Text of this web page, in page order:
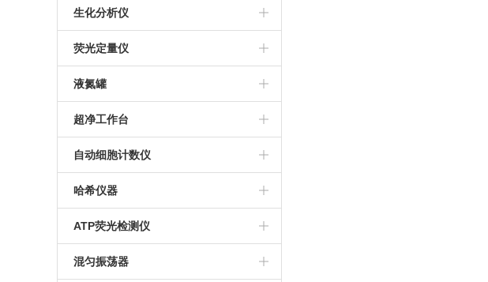
帝肯M200 Pro多功能酶标仪
冷冻离心机
赛多利斯
Eppendorf 离心机
贝克曼CytoFLEX流式细胞仪
美国Labnet微孔板离心机
Thermo Pico17离心机
赛特湘仪离心机
Thermo离心机
三温区光照培养箱
人工气候箱
生化培养箱
尼康显微镜
澳浦显微镜
倒置显微镜
推荐显微镜
百泰克核酸提取仪
核酸提取仪
生化分析仪
M-100生物传感器分析仪
S-10生物传感器分析仪
M-2000生物过程生化分析仪
Nova 多参数生化分析仪
M-900生物过程生化分析仪
谷氨酸分析仪
M-100乳酸分析仪
荧光定量仪
Qubit4.0
Qubit Flex荧光计
液氮罐
东亚液氮罐
MVE液氮罐
超净工作台
哈东联
自动细胞计数仪
IC1000细胞计数板
Countess 3自动细胞计数仪
Countstar Rigel S5
哈希仪器
DR900便携式多参数比色计
DR1010 COD测定仪
ATP荧光检测仪
美国Hyginea
混匀振荡器